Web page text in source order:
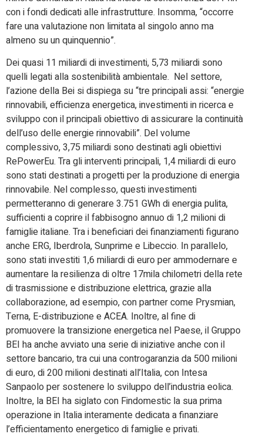
con i fondi dedicati alle infrastrutture. Insomma, “occorre
fare una valutazione non limitata al singolo anno ma
almeno su un quinquennio”.
Dei quasi 11 miliardi di investimenti, 5,73 miliardi sono
quelli legati alla sostenibilità ambientale. Nel settore,
l’azione della Bei si dispiega su “tre principali assi: “energie
rinnovabili, efficienza energetica, investimenti in ricerca e
sviluppo con il principali obiettivo di assicurare la continuità
dell’uso delle energie rinnovabili”. Del volume
complessivo, 3,75 miliardi sono destinati agli obiettivi
RePowerEu. Tra gli interventi principali, 1,4 miliardi di euro
sono stati destinati a progetti per la produzione di energia
rinnovabile. Nel complesso, questi investimenti
permetteranno di generare 3.751 GWh di energia pulita,
sufficienti a coprire il fabbisogno annuo di 1,2 milioni di
famiglie italiane. Tra i beneficiari dei finanziamenti figurano
anche ERG, Iberdrola, Sunprime e Libeccio. In parallelo,
sono stati investiti 1,6 miliardi di euro per ammodernare e
aumentare la resilienza di oltre 17mila chilometri della rete
di trasmissione e distribuzione elettrica, grazie alla
collaborazione, ad esempio, con partner come Prysmian,
Terna, E-distribuzione e ACEA. Inoltre, al fine di
promuovere la transizione energetica nel Paese, il Gruppo
BEI ha anche avviato una serie di iniziative anche con il
settore bancario, tra cui una controgaranzia da 500 milioni
di euro, di 200 milioni destinati all’Italia, con Intesa
Sanpaolo per sostenere lo sviluppo dell’industria eolica.
Inoltre, la BEI ha siglato con Findomestic la sua prima
operazione in Italia interamente dedicata a finanziare
l’efficientamento energetico di famiglie e privati.